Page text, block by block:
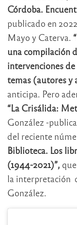
Córdoba.
publicado en
Mayo y Caterva.
una compilación
intervenciones
temas (autores y
anticipa. Pero
“La Crisálida:
González -
del reciente
Biblioteca. Los
(1944-2021)”,
la interpretación
González.